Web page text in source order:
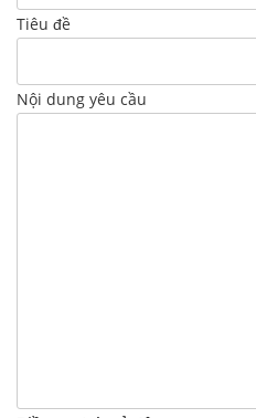
Tiêu đề
Nội dung yêu cầu